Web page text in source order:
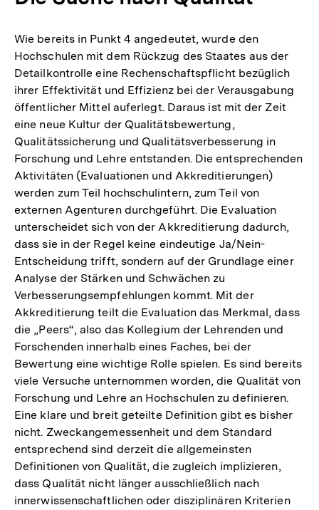
Wie bereits in Punkt 4 angedeutet, wurde den
Hochschulen mit dem Rückzug des Staates aus der
Detailkontrolle eine Rechenschaftspflicht bezüglich
ihrer Effektivität und Effizienz bei der Verausgabung
öffentlicher Mittel auferlegt. Daraus ist mit der Zeit
eine neue Kultur der Qualitätsbewertung,
Qualitätssicherung und Qualitätsverbesserung in
Forschung und Lehre entstanden. Die entsprechenden
Aktivitäten (Evaluationen und Akkreditierungen)
werden zum Teil hochschulintern, zum Teil von
externen Agenturen durchgeführt. Die Evaluation
unterscheidet sich von der Akkreditierung dadurch,
dass sie in der Regel keine eindeutige Ja/Nein-
Entscheidung trifft, sondern auf der Grundlage einer
Analyse der Stärken und Schwächen zu
Verbesserungsempfehlungen kommt. Mit der
Akkreditierung teilt die Evaluation das Merkmal, dass
die „Peers“, also das Kollegium der Lehrenden und
Forschenden innerhalb eines Faches, bei der
Bewertung eine wichtige Rolle spielen. Es sind bereits
viele Versuche unternommen worden, die Qualität von
Forschung und Lehre an Hochschulen zu definieren.
Eine klare und breit geteilte Definition gibt es bisher
nicht. Zweckangemessenheit und dem Standard
entsprechend sind derzeit die allgemeinsten
Definitionen von Qualität, die zugleich implizieren,
dass Qualität nicht länger ausschließlich nach
innerwissenschaftlichen oder disziplinären Kriterien